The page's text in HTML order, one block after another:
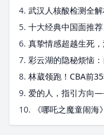
4. 武汉人核酸检测全
5. 十大经典中国面推
6. 真挚情感超越生死
7. 彩云湖的隐秘烦恼
8. 林葳领跑！CBA前
9. 爱的人，指引方向
10.
《哪吒之魔童闹